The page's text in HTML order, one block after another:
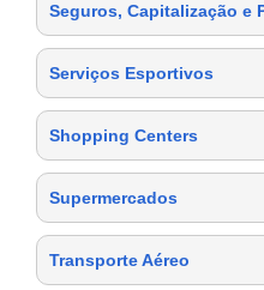
Seguros, Capitalização e
Serviços Esportivos
Shopping Centers
Supermercados
Transporte Aéreo